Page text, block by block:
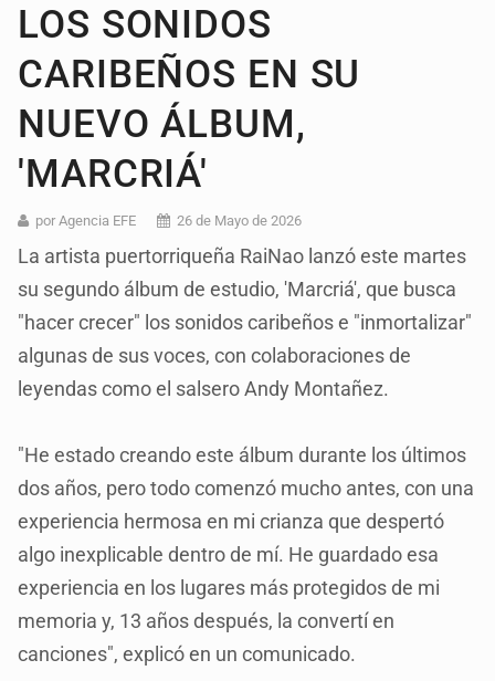
LOS SONIDOS
CARIBEÑOS EN SU
NUEVO ÁLBUM,
'MARCRIÁ'
por Agencia EFE 26 de Mayo de 2026
La artista puertorriqueña RaiNao lanzó este martes
su segundo álbum de estudio, 'Marcriá', que busca
"hacer crecer" los sonidos caribeños e "inmortalizar"
algunas de sus voces, con colaboraciones de
leyendas como el salsero Andy Montañez.
"He estado creando este álbum durante los últimos
dos años, pero todo comenzó mucho antes, con una
experiencia hermosa en mi crianza que despertó
algo inexplicable dentro de mí. He guardado esa
experiencia en los lugares más protegidos de mi
memoria y, 13 años después, la convertí en
canciones", explicó en un comunicado.